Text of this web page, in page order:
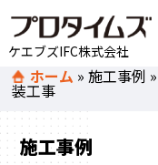
ケエブズIFC株式会社
ホーム »施工事例 »
装工事
施工事例